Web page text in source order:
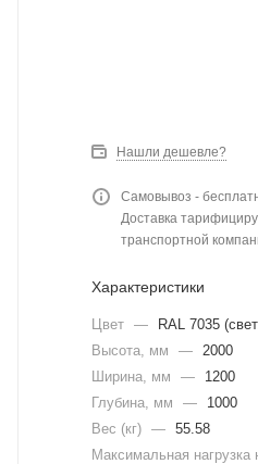
Нашли дешевле?
Самовывоз -
Доставка
транспортной
Характеристики
Цвет —
RAL 7035
Высота, мм
— 2000
Ширина, мм
—
1200
Глубина, мм
—
1000
Вес (кг) — 55.58
Максимальная нагрузка